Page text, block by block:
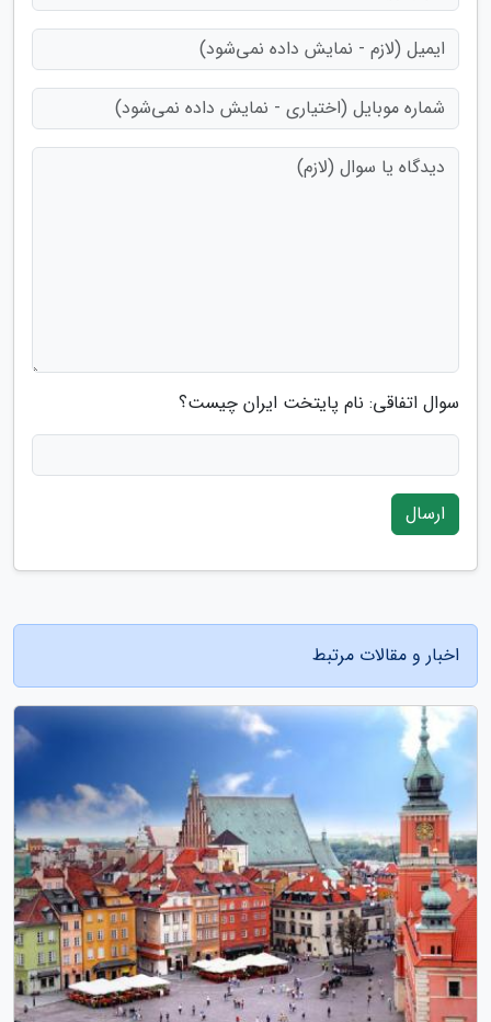
سوال اتفاقی: نام پایتخت ایران چیست؟
ارسال
اخبار و مقالات مرتبط